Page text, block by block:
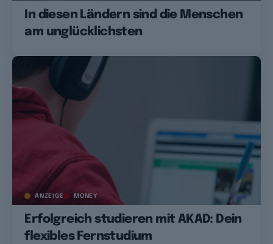
In diesen Ländern sind die Menschen
am unglücklichsten
ANZEIGE MONEY
Erfolgreich studieren mit AKAD: Dein
flexibles Fernstudium